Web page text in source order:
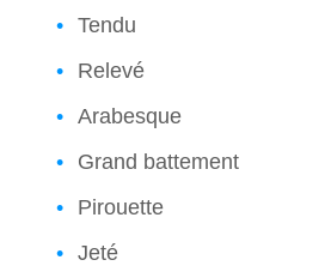
Tendu
Relevé
Arabesque
Grand battement
Pirouette
Jeté